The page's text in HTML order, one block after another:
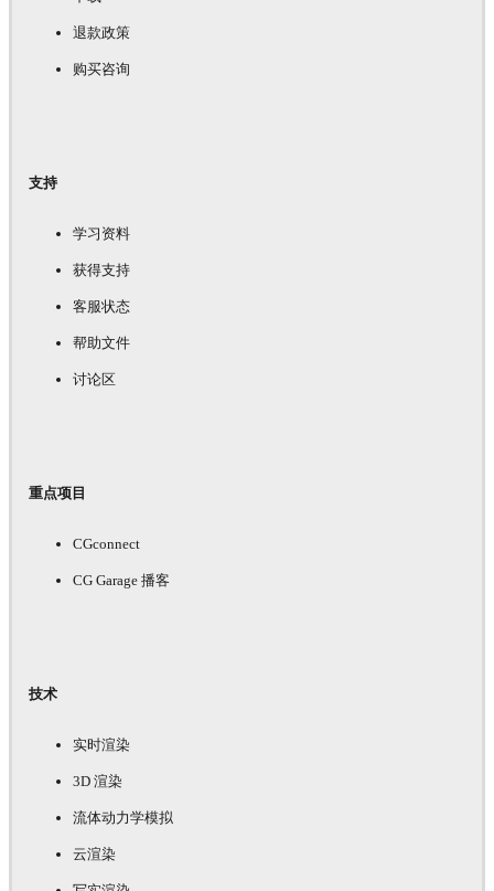
退款政策
购买咨询
支持
学习资料
获得支持
客服状态
帮助文件
讨论区
重点项目
CGconnect
CG Garage 播客
技术
实时渲染
3D 渲染
流体动力学模拟
云渲染